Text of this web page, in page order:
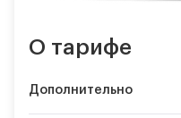
О тарифе
Дополнительно